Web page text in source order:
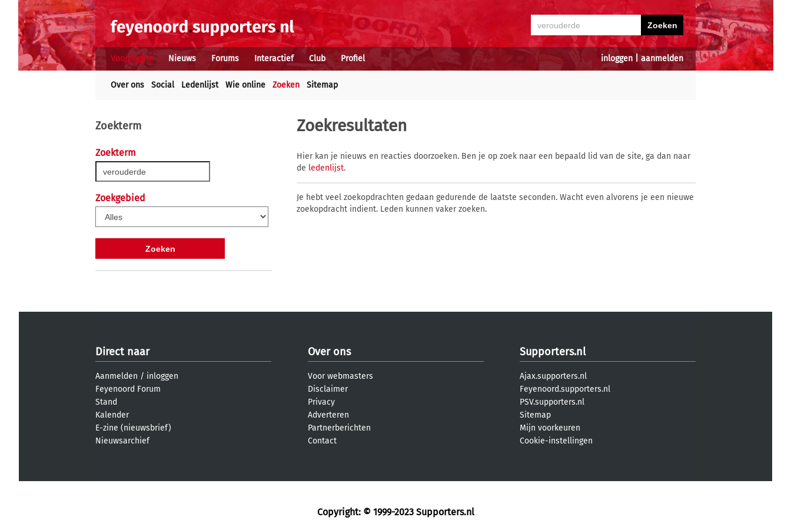
inloggen aanmelden
Voorpagina Nieuws Forums Interactief Club Profiel
Over ons Social Ledenlijst Wie online Zoeken Sitemap
Zoekterm
Zoekterm
Zoekgebied
Zoekresultaten
Hier kan je nieuws en reacties doorzoeken. Ben je op zoek naar een bepaald lid van de site, ga dan naar
de ledenlijst.
Je hebt veel zoekopdrachten gedaan gedurende de laatste seconden. Wacht even alvorens je een nieuwe
zoekopdracht indient. Leden kunnen vaker zoeken.
Direct naar
Aanmelden / inloggen
Feyenoord Forum
Stand
Kalender
E-zine (nieuwsbrief)
Nieuwsarchief
Over ons
Voor webmasters
Disclaimer
Privacy
Adverteren
Partnerberichten
Contact
Supporters.nl
Ajax.supporters.nl
Feyenoord.supporters.nl
PSV.supporters.nl
Sitemap
Mijn voorkeuren
Cookie-instellingen
Copyright: © 1999-2023 Supporters.nl